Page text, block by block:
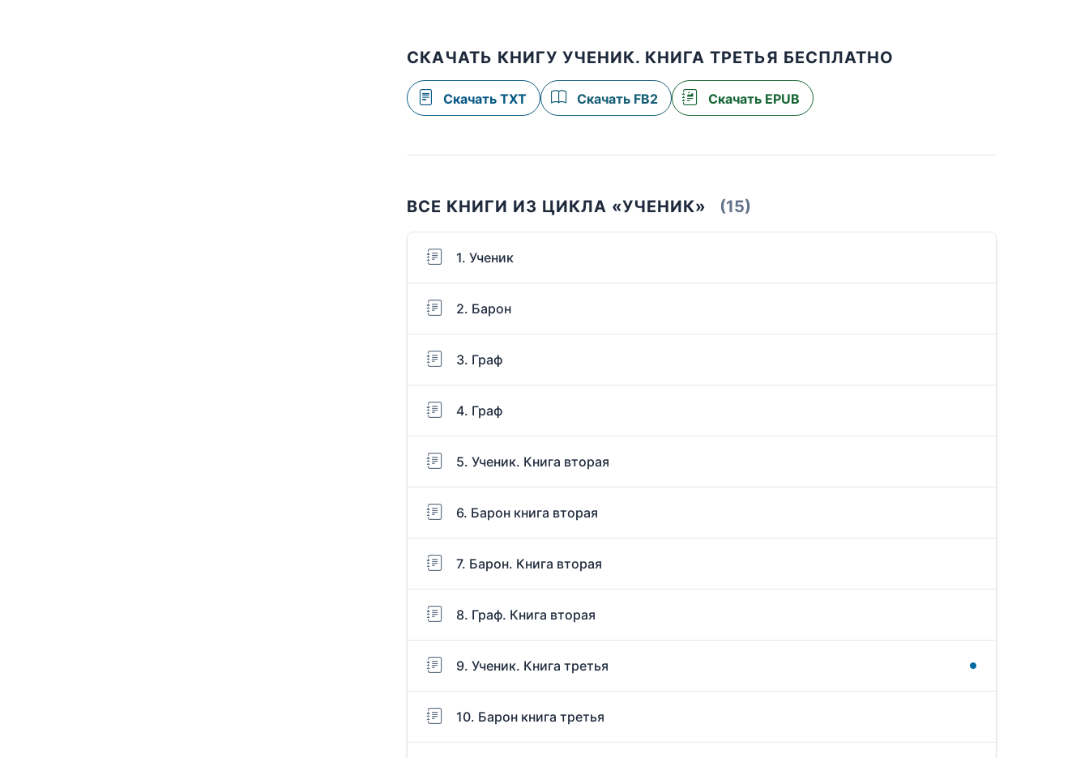
СКАЧАТЬ КНИГУ УЧЕНИК. КНИГА ТРЕТЬЯ БЕСПЛАТНО
Скачать TXT Скачать FB2 Скачать EPUB
ВСЕ КНИГИ ИЗ ЦИКЛА «УЧЕНИК» (15)
1. Ученик
2. Барон
3. Граф
4. Граф
5. Ученик. Книга вторая
6. Барон книга вторая
7. Барон. Книга вторая
8. Граф. Книга вторая
9. Ученик. Книга третья
10. Барон книга третья